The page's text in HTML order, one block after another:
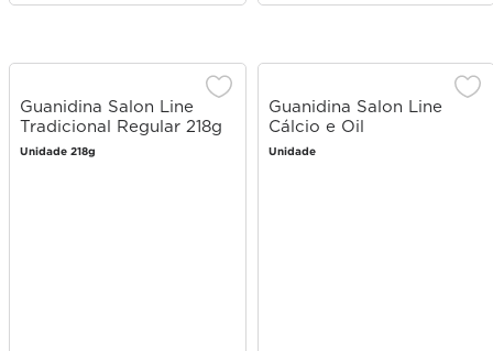
Guanidina Salon Line
Tradicional Regular 218g
Unidade 218g
Guanidina Salon Line
Cálcio e Oil
Unidade